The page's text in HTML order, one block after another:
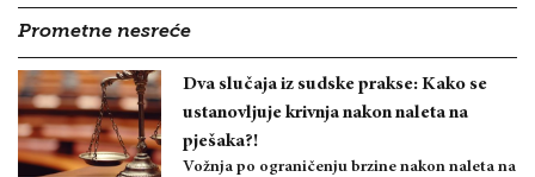
Prometne nesreće
Dva slučaja iz sudske prakse: Kako se
ustanovljuje krivnja nakon naleta na
pješaka?!
Vožnja po ograničenju brzine nakon naleta na